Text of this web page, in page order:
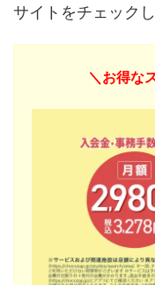
サイトをチェック
＼お得な